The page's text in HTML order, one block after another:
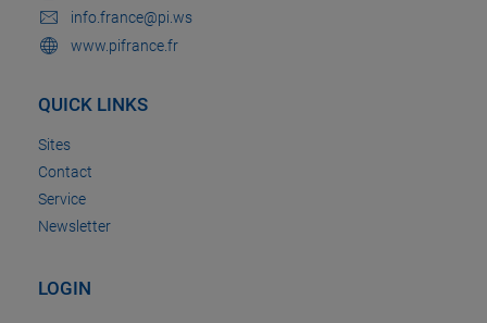
info.france@pi.ws
www.pifrance.fr
QUICK LINKS
Sites
Contact
Service
Newsletter
LOGIN